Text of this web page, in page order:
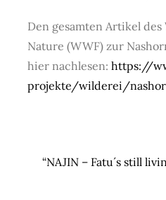
Den gesamten Artikel des
Nature (WWF) zur
hier nachlesen: https://
projekte/wilderei/
“NAJIN – Fatu´s still